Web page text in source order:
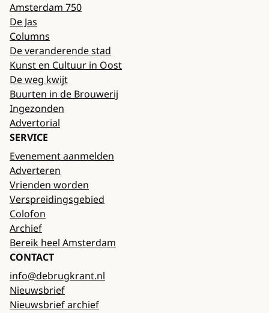
Amsterdam 750
De Jas
Columns
De veranderende stad
Kunst en Cultuur in Oost
De weg kwijt
Buurten in de Brouwerij
Ingezonden
Advertorial
SERVICE
Evenement aanmelden
Adverteren
Vrienden worden
Verspreidingsgebied
Colofon
Archief
Bereik heel Amsterdam
CONTACT
info@debrugkrant.nl
Nieuwsbrief
Nieuwsbrief archief